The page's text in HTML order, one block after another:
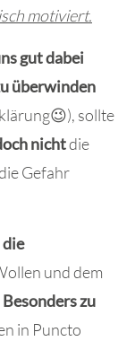
motiviert.
gut dabei
überwinden
sollte
nichtdie
Gefahr
und dem
Besonders zu
in Puncto